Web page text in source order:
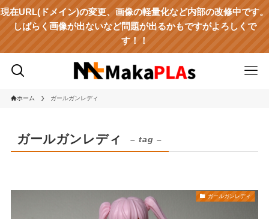
現在URL(ドメイン)の変更、画像の軽量化など内部の改修中です。
しばらく画像が出ないなど問題が出るかもですがよろしくで
す！！
ホーム ガールガンレディ
ガールガンレディ – tag –
ガールガンレディ